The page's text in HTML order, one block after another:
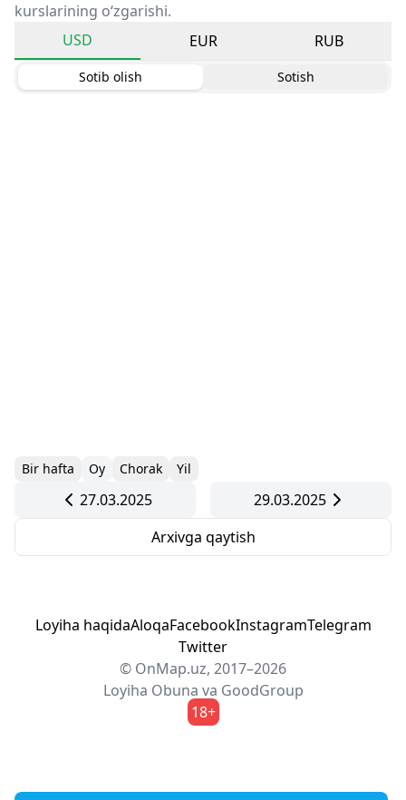
kurslarining o‘zgarishi.
USD
EUR RUB
Sotib olish Sotish
Bir hafta Oy Chorak Yil
27.03.2025
29.03.2025
Arxivga qaytish
Loyiha haqidaAloqaFacebookInstagramTelegram
Twitter
© OnMap.uz, 2017–2026
Loyiha Obuna va GoodGroup
18+